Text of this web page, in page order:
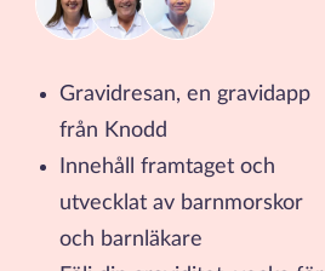
Gravidresan, en gravidapp
från Knodd
Innehåll framtaget och
utvecklat av barnmorskor
och barnläkare